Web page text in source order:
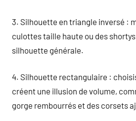
3. Silhouette en triangle inversé :
culottes taille haute ou des
silhouette générale.
4. Silhouette rectangulaire :
créent une illusion de volume,
gorge rembourrés et des corsets